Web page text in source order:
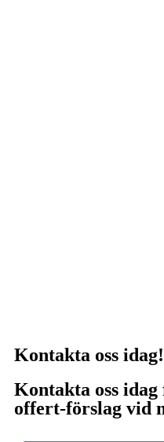
Kontakta oss idag!
Kontakta oss
offert-förslag vid